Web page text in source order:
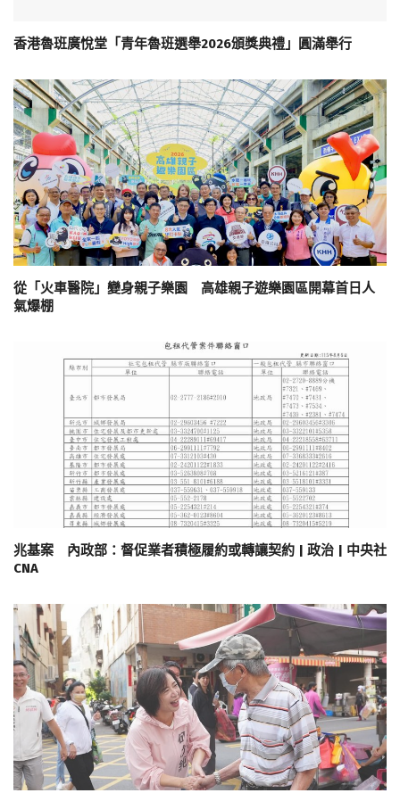
香港魯班廣悅堂「青年魯班選舉2026頒獎典禮」圓滿舉行
從「火車醫院」變身親子樂園 高雄親子遊樂園區開幕首日人
氣爆棚
兆基案 內政部：督促業者積極履約或轉讓契約 | 政治 | 中央社
CNA